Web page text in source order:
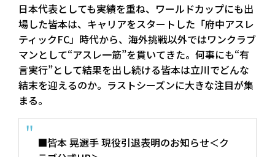
日本代表としても実績を重ね、ワールドカップにも出
場した皆本は、キャリアをスタートした「府中アスレ
ティックFC」時代から、海外挑戦以外ではワンクラブ
マンとして“アスレ一筋”を貫いてきた。何事にも“有
言実行”として結果を出し続ける皆本は立川でどんな
結末を迎えるのか。ラストシーズンに大きな注目が集
まる。
■皆本 晃選手 現役引退表明のお知らせ＜ク